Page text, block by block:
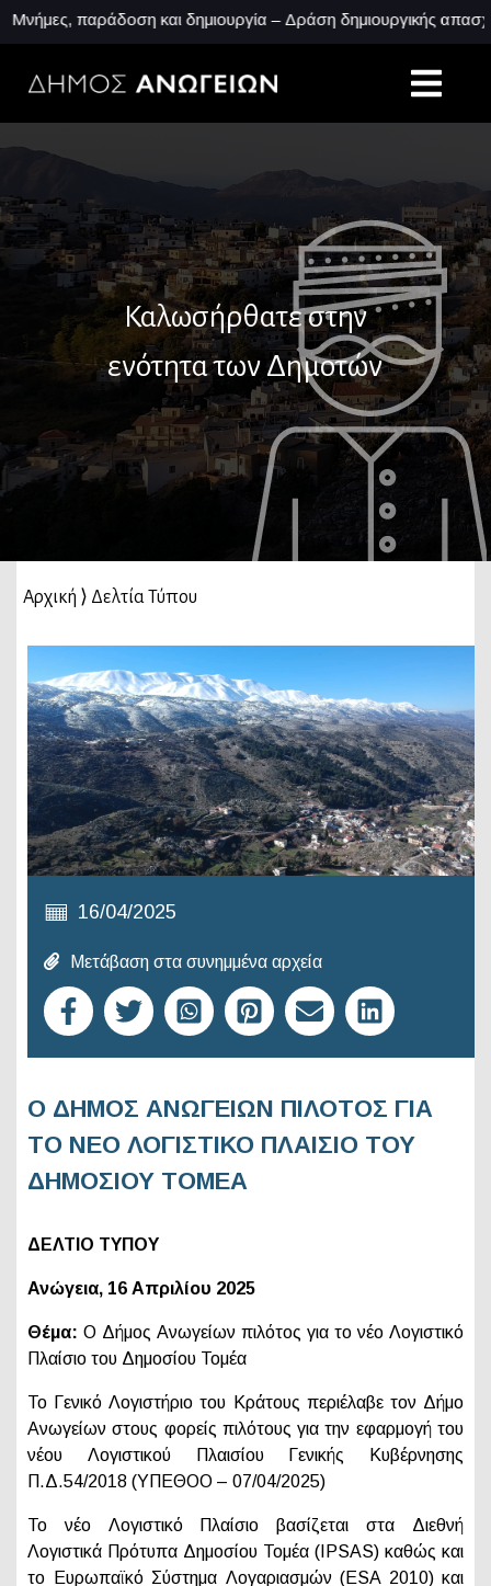
παράδοση και δημιουργία – Δράση δημιουργικής απασχόλησης
Καλωσήρθατε στην
ενότητα των Δημοτών
Αρχική ⟩ Δελτία Τύπου
16/04/2025
Μετάβαση στα συνημμένα αρχεία
Ο ΔΗΜΟΣ ΑΝΩΓΕΙΩΝ ΠΙΛΟΤΟΣ ΓΙΑ
ΤΟ ΝΕΟ ΛΟΓΙΣΤΙΚΟ ΠΛΑΙΣΙΟ ΤΟΥ
ΔΗΜΟΣΙΟΥ ΤΟΜΕΑ
ΔΕΛΤΙΟ ΤΥΠΟΥ
Ανώγεια, 16 Απριλίου 2025
Θέμα: Ο Δήμος Ανωγείων πιλότος για το νέο Λογιστικό
Πλαίσιο του Δημοσίου Τομέα
Το Γενικό Λογιστήριο του Κράτους περιέλαβε τον Δήμο
Ανωγείων στους φορείς πιλότους για την εφαρμογή του
νέου Λογιστικού Πλαισίου Γενικής Κυβέρνησης
Π.Δ.54/2018 (ΥΠΕΘΟΟ – 07/04/2025)
Το νέο Λογιστικό Πλαίσιο βασίζεται στα Διεθνή
Λογιστικά Πρότυπα Δημοσίου Τομέα (IPSAS) καθώς και
το Ευρωπαϊκό Σύστημα Λογαριασμών (ESA 2010) και